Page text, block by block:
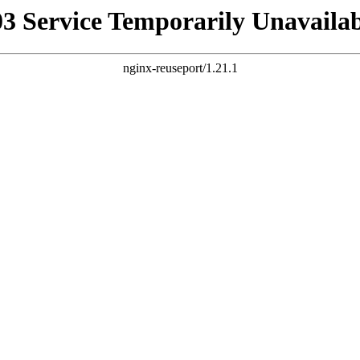
Service Temporarily
nginx-reuseport/1.21.1